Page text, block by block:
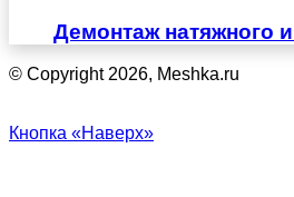
Демонтаж натяжного
© Copyright 2026, Meshka.ru
Кнопка «Наверх»